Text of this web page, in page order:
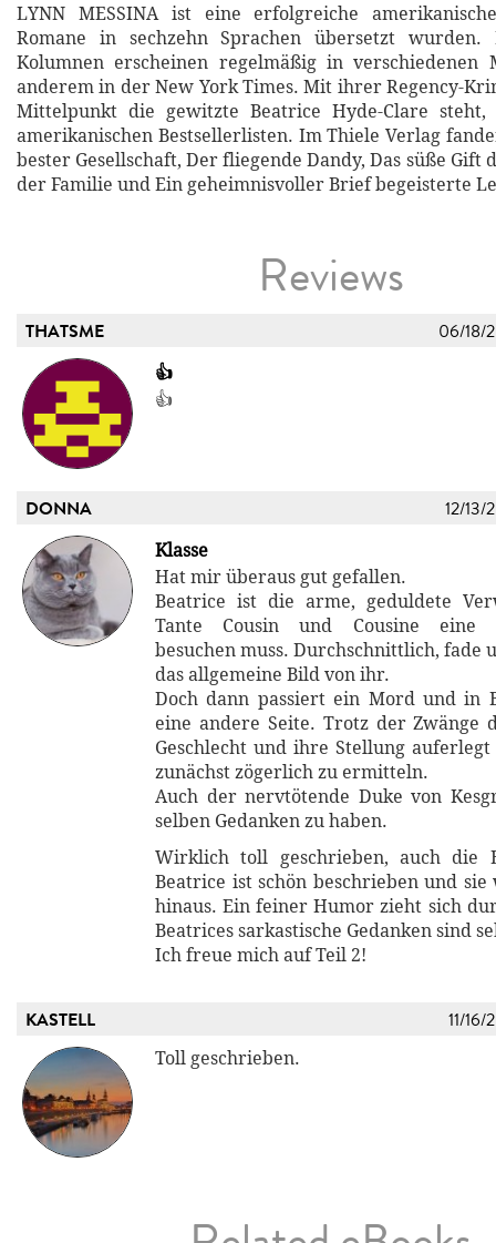
LYNN MESSINA ist eine erfolgreiche
Romane in sechzehn Sprachen übersetzt wurden.
Kolumnen erscheinen regelmäßig in verschiedenen
anderem in der New York Times. Mit ihrer Regency-
Mittelpunkt die gewitzte Beatrice Hyde-Clare
amerikanischen Bestsellerlisten. Im Thiele Verlag
bester Gesellschaft, Der fliegende Dandy, Das süße Gift
der Familie und Ein geheimnisvoller Brief begeisterte
Reviews
THATSME 06/18/
👍
👍
DONNA 12/13/
Klasse
Hat mir überaus gut gefallen.
Beatrice ist die arme, geduldete
Tante Cousin und Cousine eine
besuchen muss. Durchschnittlich, fade
das allgemeine Bild von ihr.
Doch dann passiert ein Mord und in
eine andere Seite. Trotz der
Geschlecht und ihre Stellung
zunächst zögerlich zu ermitteln.
Auch der nervtötende Duke von
selben Gedanken zu haben.
Wirklich toll geschrieben, auch die
Beatrice ist schön beschrieben und sie
hinaus. Ein feiner Humor zieht sich
Beatrices sarkastische Gedanken sind
Ich freue mich auf Teil 2!
KASTELL 11/16/
Toll geschrieben.